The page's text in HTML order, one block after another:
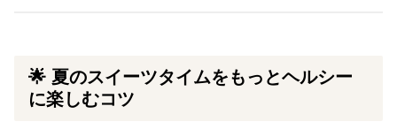
🌟 夏のスイーツタイムをもっとヘルシー
に楽しむコツ